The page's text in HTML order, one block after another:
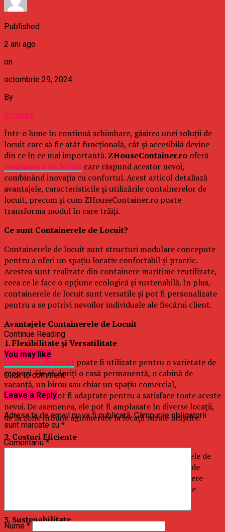
Published
2 ani ago
on
octombrie 29, 2024
By
brmmark
Într-o lume în continuă schimbare, găsirea unei soluții de
locuit care să fie atât funcțională, cât și accesibilă devine
din ce în ce mai importantă. ZHouseContainer.ro oferă
containere de locuit care răspund acestor nevoi,
combinând inovația cu confortul. Acest articol detaliază
avantajele, caracteristicile și utilizările containerelor de
locuit, precum și cum ZHouseContainer.ro poate
transforma modul în care trăiți.
Ce sunt Containerele de Locuit?
Containerele de locuit sunt structuri modulare concepute
pentru a oferi un spațiu locativ confortabil și practic.
Acestea sunt realizate din containere maritime reutilizate,
ceea ce le face o opțiune ecologică și sustenabilă. În plus,
containerele de locuit sunt versatile și pot fi personalizate
pentru a se potrivi nevoilor individuale ale fiecărui client.
Avantajele Containerele de Locuit
1. Flexibilitate și Versatilitate
Container de locuit poate fi utilizate pentru o varietate de
scopuri. Fie că doriți o casă permanentă, o cabină de
vacanță, un birou sau chiar un spațiu comercial,
containerele pot fi adaptate pentru a satisface toate aceste
nevoi. De asemenea, ele pot fi amplasate în diverse locații,
de la zone urbane aglomerate la locații rurale liniștite.
2. Costuri Eficiente
Comparativ cu construcțiile tradiționale, containerele de
locuit sunt o opțiune mult mai accesibilă din punct de
vedere financiar. Costurile de construcție și întreținere
sunt reduse, iar timpul necesar pentru instalare este
3. Sustenabilitate
Continue Reading
You may like
Click to comment
Leave a Reply
Adresa ta de email nu va fi publicată. Câmpurile obligatorii
sunt marcate cu *
Comentariu*
Nume*